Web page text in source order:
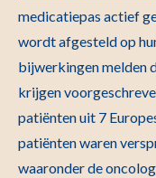
medicatiepas actief
wordt afgesteld op
bijwerkingen melden
krijgen
patiënten uit 7
patiënten waren
waaronder de